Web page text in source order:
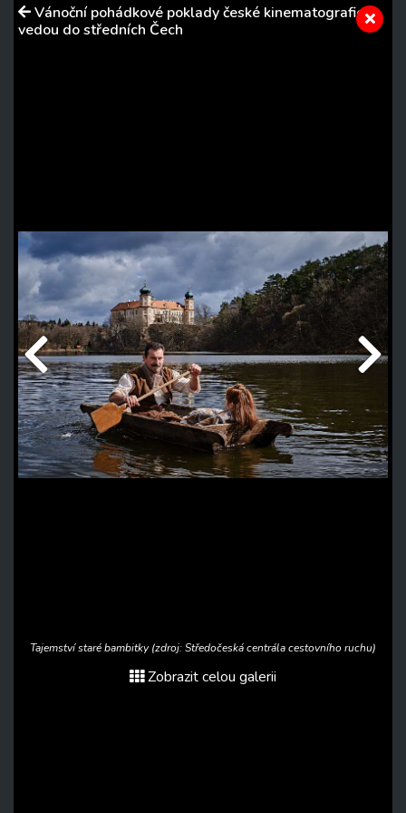
Vánoční pohádkové poklady české kinematografie
vedou do středních Čech
Tajemství staré bambitky (zdroj: Středočeská centrála cestovního ruchu)
Zobrazit celou galerii